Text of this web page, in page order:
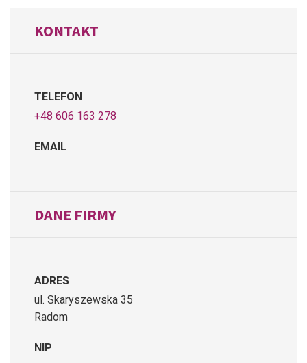
KONTAKT
TELEFON
+48 606 163 278
EMAIL
DANE FIRMY
ADRES
ul. Skaryszewska 35
Radom
NIP